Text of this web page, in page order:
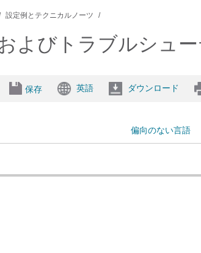
設定例とテクニカルノーツ
よびトラブルシュ
保存 英語 ダウンロード
偏向のない言語